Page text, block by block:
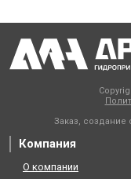
Заказ, создание
Компания
О компании